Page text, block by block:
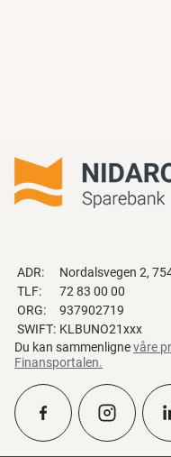
ADR:
Nordalsvegen 2,
TLF:
72 83 00 00
ORG:
937902719
SWIFT: KLBUNO21xxx
Du kan sammenlignevåre
Finansportalen.